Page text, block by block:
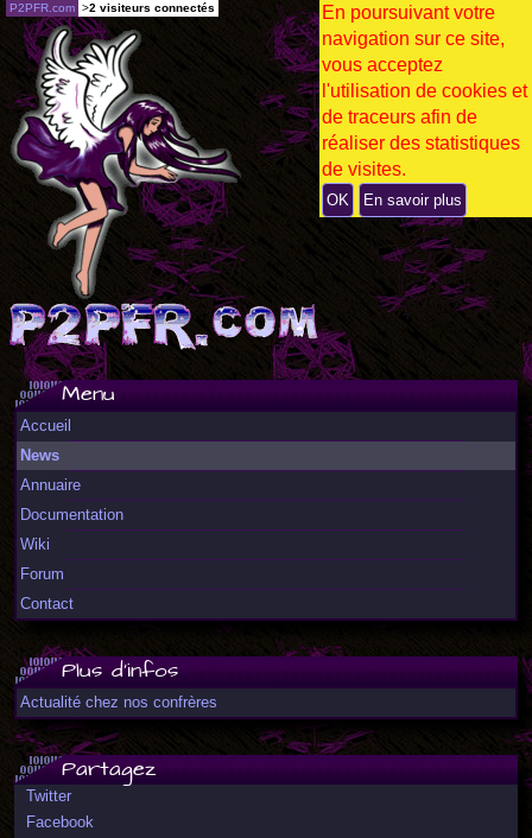
Menu
Accueil
News
Annuaire
Documentation
Wiki
Forum
Contact
Plus d'infos
Actualité chez nos confrères
Partagez
Twitter
Facebook
P2PFR.com >2 visiteurs connectés
En poursuivant votre
navigation sur ce site,
vous acceptez
l'utilisation de cookies et
de traceurs afin de
réaliser des statistiques
de visites.
OK En savoir plus